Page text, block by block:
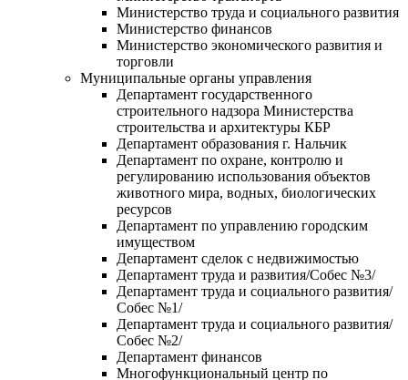
Министерство труда и социального развития
Министерство финансов
Министерство экономического развития и
торговли
Муниципальные органы управления
Департамент государственного
строительного надзора Министерства
строительства и архитектуры КБР
Департамент образования г. Нальчик
Департамент по охране, контролю и
регулированию использования объектов
животного мира, водных, биологических
ресурсов
Департамент по управлению городским
имуществом
Департамент сделок с недвижимостью
Департамент труда и развития/Собес №3/
Департамент труда и социального развития/
Собес №1/
Департамент труда и социального развития/
Собес №2/
Департамент финансов
Многофункциональный центр по